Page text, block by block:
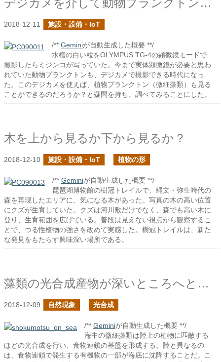
デジカメを介して動物プランクトンを見る
2018-12-11 施設・設備・IoT
/** Geminiが自動生成した概要 **/
水槽の白い粒をOLYMPUS TG-4の顕微鏡モードで
撮影したらミジンコが写っていた。今まで実体顕微鏡が必要と思わ
れていた動物プランクトンも、デジカメで撮影できる時代になっ
た。このデジカメを使えば、植物プランクトン（微細藻類）も見る
ことができるのだろうか？と疑問を持ち、調べてみることにした。
木を上から見るか下から見るか？
2018-12-10 施設・設備・IoT 植物の形
/** Geminiが自動生成した概要 **/
琵琶湖博物館の樹冠トレイルで、縄文・弥生時代の
森を再現したエリアに、気になる木があった。写真の木の高い位置
にクズが生育していた。クズは河川敷だけでなく、森でも高い木に
登り、生育範囲を広げている。普段は見えない視点から観察するこ
とで、つる性植物の強さを改めて実感した。樹冠トレイルは、新た
な発見をもたらす興味深い場所である。
藻類の光合成産物が深いところへと沈降する
2018-12-09 自然現象 光合成
/** Geminiが自動生成した概要 **/
海中の微細藻類は陸上の植物に匹敵する
ほどの光合成を行い、食物連鎖の基盤を形成する。陸と異なるの
は、食物連鎖で発生する有機物の一部が海底に沈降することだ。こ